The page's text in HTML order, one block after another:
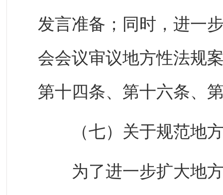
发言准备；同时，进一
会会议审议地方性法规
第十四条、第十六条、
（七）关于规范地方
为了进一步扩大地方